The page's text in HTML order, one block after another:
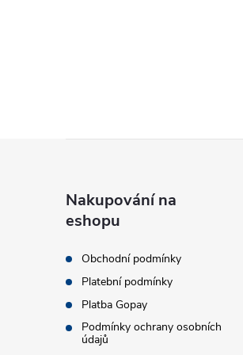
Nakupování na
eshopu
Obchodní podmínky
Platební podmínky
Platba Gopay
Podmínky ochrany osobních
údajů